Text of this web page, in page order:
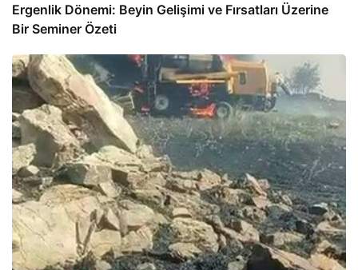
Ergenlik Dönemi: Beyin Gelişimi ve Fırsatları Üzerine
Bir Seminer Özeti